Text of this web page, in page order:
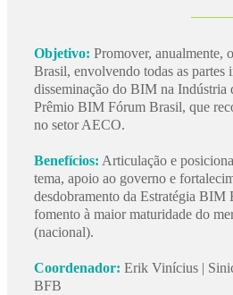
Objetivo: Promover, anualmente,
Brasil, envolvendo todas as partes
disseminação do BIM na Indústria
Prêmio BIM Fórum Brasil, que
no setor AECO.
Benefícios: Articulação e
tema, apoio ao governo e
desdobramento da Estratégia
fomento à maior maturidade do
(nacional).
Coordenador: Erik Vinícius |
BFB